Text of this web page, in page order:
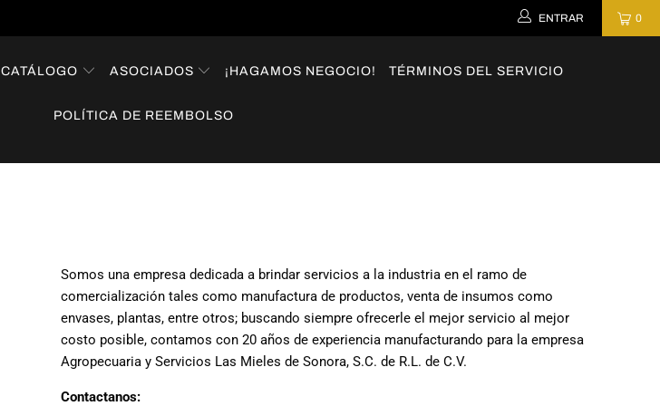
0
ENTRAR
CATÁLOGO ASOCIADOS ¡HAGAMOS NEGOCIO! TÉRMINOS DEL SERVICIO
POLÍTICA DE REEMBOLSO
Somos una empresa dedicada a brindar servicios a la industria en el ramo de
comercialización tales como manufactura de productos, venta de insumos como
envases, plantas, entre otros; buscando siempre ofrecerle el mejor servicio al mejor
costo posible, contamos con 20 años de experiencia manufacturando para la empresa
Agropecuaria y Servicios Las Mieles de Sonora, S.C. de R.L. de C.V.
Contactanos: